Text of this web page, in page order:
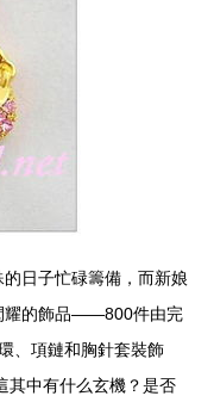
日子忙碌籌備，而新娘
耀的飾品——800件由完
、項鏈和胸針套裝飾
其中有什么玄機？是否